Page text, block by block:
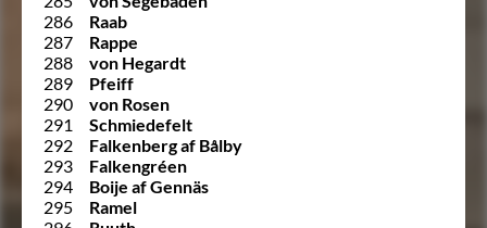
286
Raab
287
Rappe
288
von Hegardt
289
Pfeiff
290
von Rosen
291
Schmiedefelt
292
Falkenberg af Bålby
293
Falkengréen
294
Boije af Gennäs
295
Ramel